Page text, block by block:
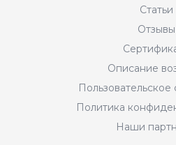
Статьи
Отзывы
Описание
Политика
Наши